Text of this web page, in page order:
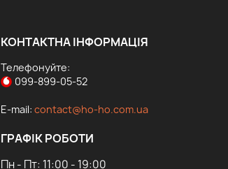
КОНТАКТНА ІНФОРМАЦІЯ
Телефонуйте:
099-899-05-52
E-mail: contact@ho-ho.com.ua
ГРАФІК РОБОТИ
Пн - Пт: 11:00 - 19:00